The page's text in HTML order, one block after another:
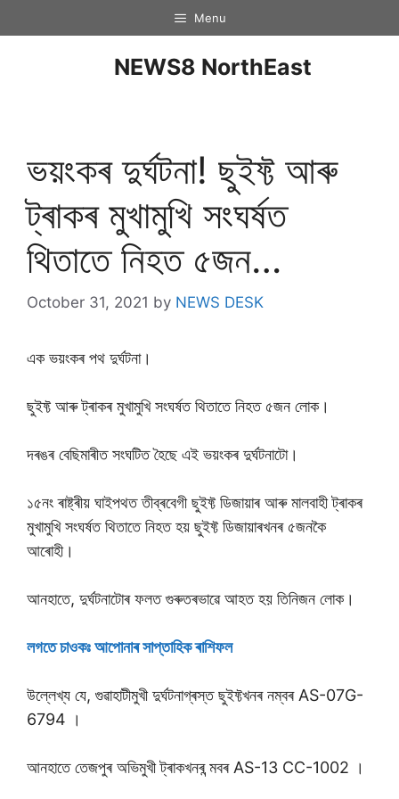
Menu
NEWS8 NorthEast
ভয়ংকৰ দুৰ্ঘটনা! ছুইফ্ট আৰু
ট্ৰাকৰ মুখামুখি সংঘৰ্ষত
থিতাতে নিহত ৫জন…
October 31, 2021 by NEWS DESK
এক ভয়ংকৰ পথ দুৰ্ঘটনা।
ছুইফ্ট আৰু ট্ৰাকৰ মুখামুখি সংঘৰ্ষত থিতাতে নিহত ৫জন লোক।
দৰঙৰ বেছিমাৰীত সংঘটিত হৈছে এই ভয়ংকৰ দুৰ্ঘটনাটো।
১৫নং ৰাষ্ট্ৰীয় ঘাইপথত তীব্ৰবেগী ছুইফ্ট ডিজায়াৰ আৰু মালবাহী ট্ৰাকৰ
মুখামুখি সংঘৰ্ষত থিতাতে নিহত হয় ছুইফ্ট ডিজায়াৰখনৰ ৫জনকৈ
আৰোহী।
আনহাতে, দুৰ্ঘটনাটোৰ ফলত গুৰুতৰভাৱে আহত হয় তিনিজন লোক।
লগতে চাওকঃ আপােনাৰ সাপ্তাহিক ৰাশিফল
উল্লেখ্য যে, গুৱাহাটীমুখী দুৰ্ঘটনাগ্ৰস্ত ছুইফ্টখনৰ নম্বৰ AS-07G-
6794 ।
আনহাতে তেজপুৰ অভিমুখী ট্ৰাকখনৰ ন্মবৰ AS-13 CC-1002 ।